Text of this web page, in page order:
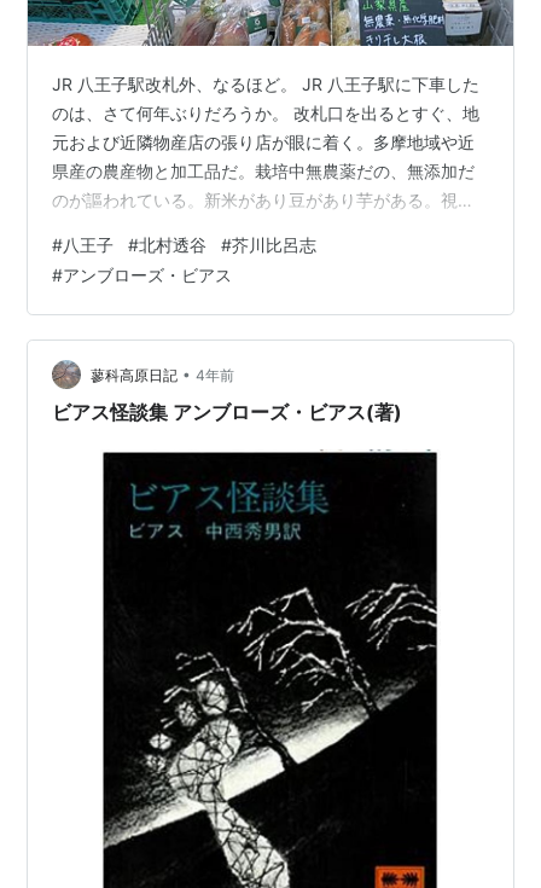
JR 八王子駅改札外、なるほど。 JR 八王子駅に下車した
のは、さて何年ぶりだろうか。 改札口を出るとすぐ、地
元および近隣物産店の張り店が眼に着く。多摩地域や近
県産の農産物と加工品だ。栽培中無農薬だの、無添加だ
のが謳われている。新米があり豆があり芋がある。視た
作り味噌がある。食指が動くものかずかずあれど、今の
私には贅沢品だ。眺める愉しみに留める。 中央線沿線駅
構内には、自然食系の出店がしばしば眼に着く。さよう
な商品に眼の効く住民が多いのだろう。私なんぞから見
ると「意識高い系」のかたがただ。 八王子へは、古書店
巡りに過去数回来た。伝統の街らしく、…
#八王子 #北村透谷 #芥川比呂志
#アンブローズ・ビアス
蓼科高原日記 • 4年前
ビアス怪談集 アンブローズ・ビアス(著)